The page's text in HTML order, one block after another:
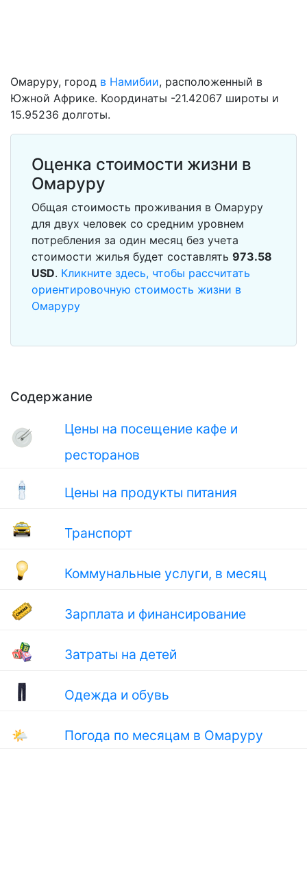
Содержание
Цены на посещение кафе и
ресторанов
Цены на продукты питания
Транспорт
Коммунальные услуги, в месяц
Зарплата и финансирование
Затраты на детей
Одежда и обувь
🌤 Погода по месяцам в Омаруру
Омаруру, город в Намибии, расположенный в
Южной Африке. Координаты -21.42067 широты и
15.95236 долготы.
Оценка стоимости жизни в
Омаруру
Общая стоимость проживания в Омаруру
для двух человек со средним уровнем
потребления за один месяц без учета
стоимости жилья будет составлять 973.58
USD. Кликните здесь, чтобы рассчитать
ориентировочную стоимость жизни в
Омаруру